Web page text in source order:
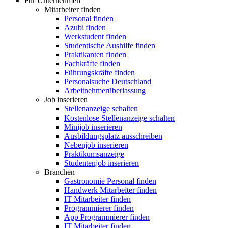
Mitarbeiter finden
Personal finden
Azubi finden
Werkstudent finden
Studentische Aushilfe finden
Praktikanten finden
Fachkräfte finden
Führungskräfte finden
Personalsuche Deutschland
Arbeitnehmerüberlassung
Job inserieren
Stellenanzeige schalten
Kostenlose Stellenanzeige schalten
Minijob inserieren
Ausbildungsplatz ausschreiben
Nebenjob inserieren
Praktikumsanzeige
Studentenjob inserieren
Branchen
Gastronomie Personal finden
Handwerk Mitarbeiter finden
IT Mitarbeiter finden
Programmierer finden
App Programmierer finden
IT Mitarbeiter finden